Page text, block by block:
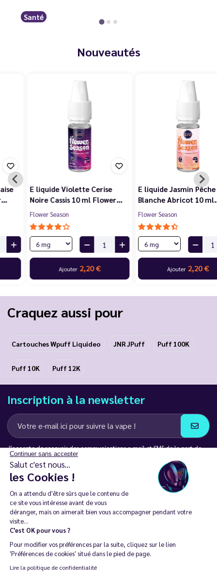
Continuer sans accepter
Salut c'est nous...
les Cookies !
On a attendu d'être sûrs que le contenu de
ce site vous intéresse avant de vous
déranger, mais on aimerait bien vous accompagner pendant votre
visite...
C'est OK pour vous ?
Pour modifier vos préférences par la suite, cliquez sur le lien
'Préférences de cookies' situé dans le pied de page.
Lire la politique de confidentialité
Santé
Nouveautés
E liquide Violette Cerise
Noire Cassis 10 ml Flower…
Flower Season
2,20 €
E liquide Jasmin Pêche
Blanche Abricot 10 ml…
Flower Season
2,20 €
Craquez aussi pour
Cartouches Wpuff Liquideo JNR JPuff Puff 100K
Puff 10K Puff 12K
Inscription à la newsletter
J’accepte de recevoir des communications e-mail et SMS de la part de
LD Groupe
Restez en contact
La vente de cigarette électronique est interdite chez les moins de
18 ans. 🔞
Copyright © 2014 - 2026 Le Vapoteur Discount - Tous droits